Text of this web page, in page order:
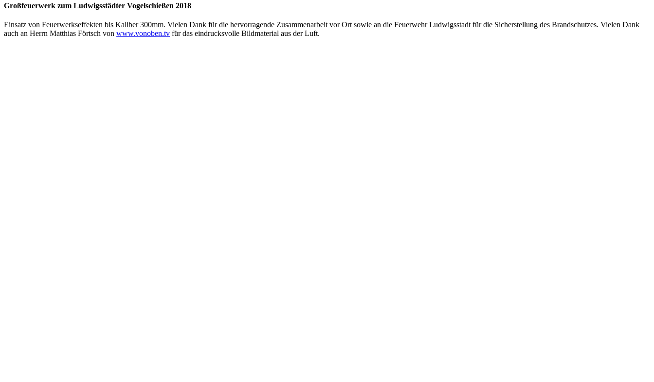
Großfeuerwerk zum Ludwigsstädter Vogelschießen 2018
Einsatz von Feuerwerkseffekten bis Kaliber 300mm. Vielen Dank für die hervorragende Zusammenarbeit vor Ort sowie an die Feuerwehr Ludwigsstadt für die Sicherstellung des Brandschutzes. Vielen Dank
auch an Herrn Matthias Förtsch von www.vonoben.tv für das eindrucksvolle Bildmaterial aus der Luft.